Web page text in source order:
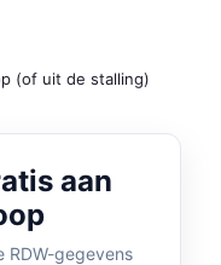
(of uit de stalling)
aan
RDW-gegevens